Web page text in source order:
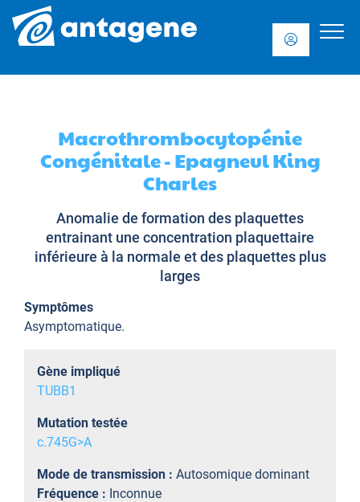
Macrothrombocytopénie
Congénitale - Epagneul King
Charles
Anomalie de formation des plaquettes
entrainant une concentration plaquettaire
inférieure à la normale et des plaquettes plus
larges
Symptômes
Asymptomatique.
Gène impliqué
TUBB1
Mutation testée
c.745G>A
Mode de transmission : Autosomique dominant
Fréquence : Inconnue